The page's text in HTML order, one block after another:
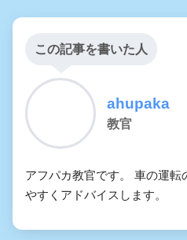
この記事を書いた人
ahupaka
教官
アフパカ教官です。 車の運転
やすくアドバイスします。